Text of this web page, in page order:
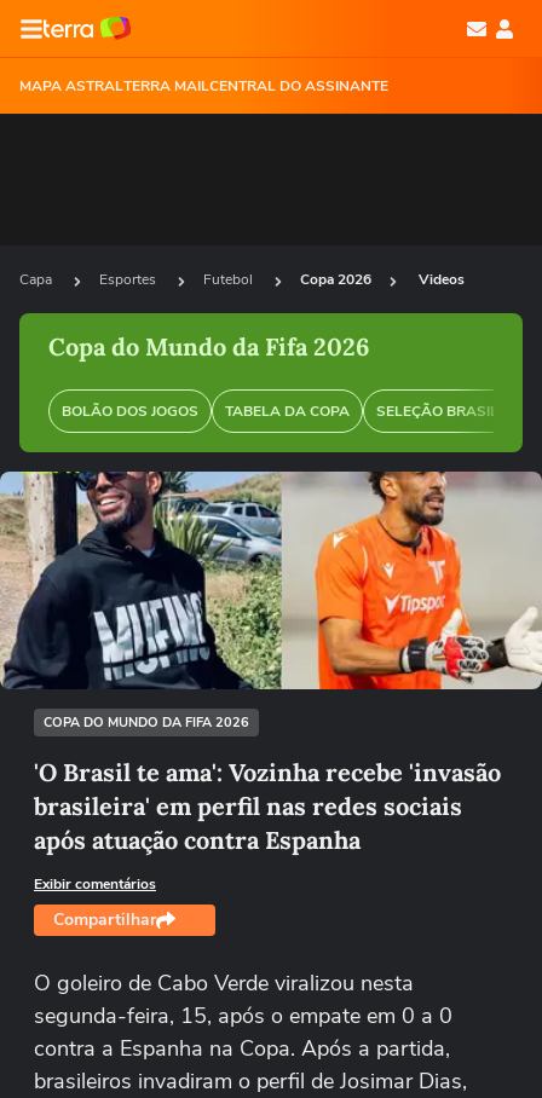
MAPA ASTRALTERRA MAILCENTRAL DO ASSINANTE
Capa Esportes Futebol Copa 2026 Videos
Copa do Mundo da Fifa 2026
BOLÃO DOS JOGOS TABELA DA COPA SELEÇÃO BRASILEIRA
Ops!
Não foi possível reproduzir o vídeo
Tentar novamente
COPA DO MUNDO DA FIFA 2026
'O Brasil te ama': Vozinha recebe 'invasão
brasileira' em perfil nas redes sociais
após atuação contra Espanha
Exibir comentários
Compartilhar
O goleiro de Cabo Verde viralizou nesta
segunda-feira, 15, após o empate em 0 a 0
contra a Espanha na Copa. Após a partida,
brasileiros invadiram o perfil de Josimar Dias,